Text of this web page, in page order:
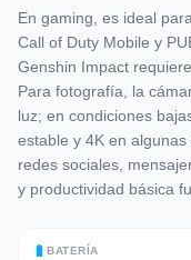
En gaming, es ideal
Call of Duty Mobile y
Genshin Impact
Para fotografía, la
luz; en condiciones
estable y 4K en
redes sociales,
y productividad básica
battery_full BATERÍA